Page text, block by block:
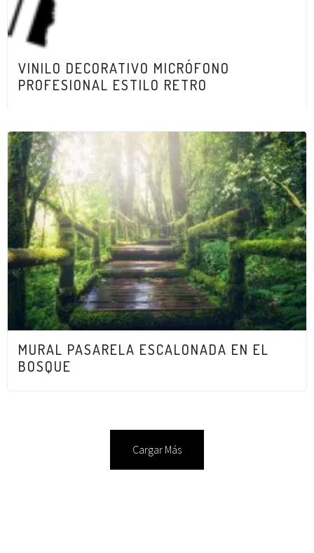
VINILO DECORATIVO MICRÓFONO
PROFESIONAL ESTILO RETRO
MURAL PASARELA ESCALONADA EN EL
BOSQUE
Cargar Más